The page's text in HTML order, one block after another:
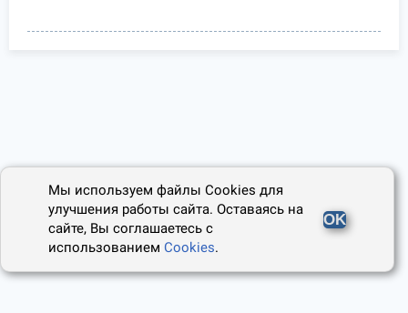
Мы используем файлы Cookies для
улучшения работы сайта. Оставаясь на
сайте, Вы соглашаетесь с
использованиемCookies.
OK